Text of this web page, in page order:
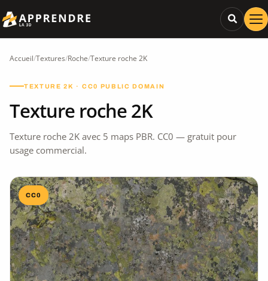
Accueil/Textures/Roche/Texture roche 2K
TEXTURE 2K · CC0 PUBLIC DOMAIN
Texture roche 2K
Texture roche 2K avec 5 maps PBR. CC0 — gratuit pour
usage commercial.
CC0